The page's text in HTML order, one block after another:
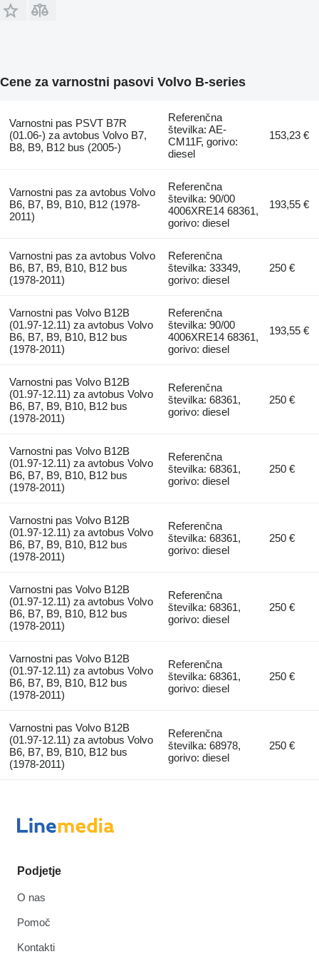
Cene za varnostni pasovi Volvo B-series
Varnostni pas PSVT B7R
(01.06-) za avtobus Volvo B7,
B8, B9, B12 bus (2005-)
Referenčna
številka: AE-
CM11F, gorivo:
diesel
153,23 €
Varnostni pas za avtobus Volvo
B6, B7, B9, B10, B12 (1978-
2011)
Referenčna
številka: 90/00
4006XRE14 68361,
gorivo: diesel
193,55 €
Varnostni pas za avtobus Volvo
B6, B7, B9, B10, B12 bus
(1978-2011)
Referenčna
številka: 33349,
gorivo: diesel
250 €
Varnostni pas Volvo B12B
(01.97-12.11) za avtobus Volvo
B6, B7, B9, B10, B12 bus
(1978-2011)
Referenčna
številka: 90/00
4006XRE14 68361,
gorivo: diesel
193,55 €
Varnostni pas Volvo B12B
(01.97-12.11) za avtobus Volvo
B6, B7, B9, B10, B12 bus
(1978-2011)
Referenčna
številka: 68361,
gorivo: diesel
250 €
Varnostni pas Volvo B12B
(01.97-12.11) za avtobus Volvo
B6, B7, B9, B10, B12 bus
(1978-2011)
Referenčna
številka: 68361,
gorivo: diesel
250 €
Varnostni pas Volvo B12B
(01.97-12.11) za avtobus Volvo
B6, B7, B9, B10, B12 bus
(1978-2011)
Referenčna
številka: 68361,
gorivo: diesel
250 €
Varnostni pas Volvo B12B
(01.97-12.11) za avtobus Volvo
B6, B7, B9, B10, B12 bus
(1978-2011)
Referenčna
številka: 68361,
gorivo: diesel
250 €
Varnostni pas Volvo B12B
(01.97-12.11) za avtobus Volvo
B6, B7, B9, B10, B12 bus
(1978-2011)
Referenčna
številka: 68361,
gorivo: diesel
250 €
Varnostni pas Volvo B12B
(01.97-12.11) za avtobus Volvo
B6, B7, B9, B10, B12 bus
(1978-2011)
Referenčna
številka: 68978,
gorivo: diesel
250 €
Podjetje
O nas
Pomoč
Kontakti